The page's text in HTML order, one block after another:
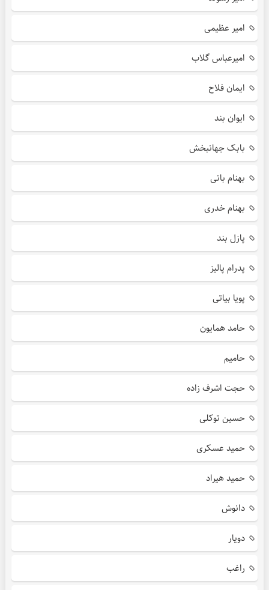
امیر عظیمی
امیرعباس گلاب
ایمان فلاح
ایوان بند
بابک جهانبخش
بهنام بانی
بهنام خدری
پازل بند
پدرام پالیز
پویا بیاتی
حامد همایون
حامیم
حجت اشرف زاده
حسین توکلی
حمید عسکری
حمید هیراد
دانوش
دویار
راغب